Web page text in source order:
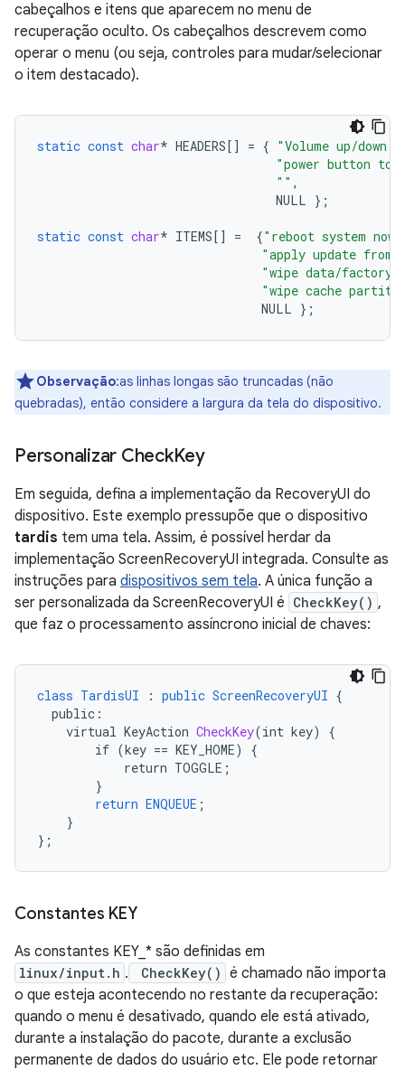
cabeçalhos e itens que aparecem no menu de
recuperação oculto. Os cabeçalhos descrevem como
operar o menu (ou seja, controles para mudar/selecionar
o item destacado).
static const char* HEADERS[] = { "Volume up/
"power button to
"" ,
NULL };
static const char* ITEMS[] = {"reboot system now"
"apply update from
"wipe data/factory
"wipe cache
NULL };
Observação:as linhas longas são truncadas (não
quebradas), então considere a largura da tela do dispositivo.
Personalizar CheckKey
Em seguida, defina a implementação da RecoveryUI do
dispositivo. Este exemplo pressupõe que o dispositivo
tardis tem uma tela. Assim, é possível herdar da
implementação ScreenRecoveryUI integrada. Consulte as
instruções para dispositivos sem tela. A única função a
ser personalizada da ScreenRecoveryUI é CheckKey() ,
que faz o processamento assíncrono inicial de chaves:
class TardisUI : public ScreenRecoveryUI {
public :
virtual KeyAction CheckKey(int key)
{
if (key == KEY_HOME)
{
return TOGGLE ;
}
return ENQUEUE ;
}
} ;
Constantes KEY
As constantes KEY_* são definidas em
linux/input.h . CheckKey() é chamado não importa
o que esteja acontecendo no restante da recuperação:
quando o menu é desativado, quando ele está ativado,
durante a instalação do pacote, durante a exclusão
permanente de dados do usuário etc. Ele pode retornar